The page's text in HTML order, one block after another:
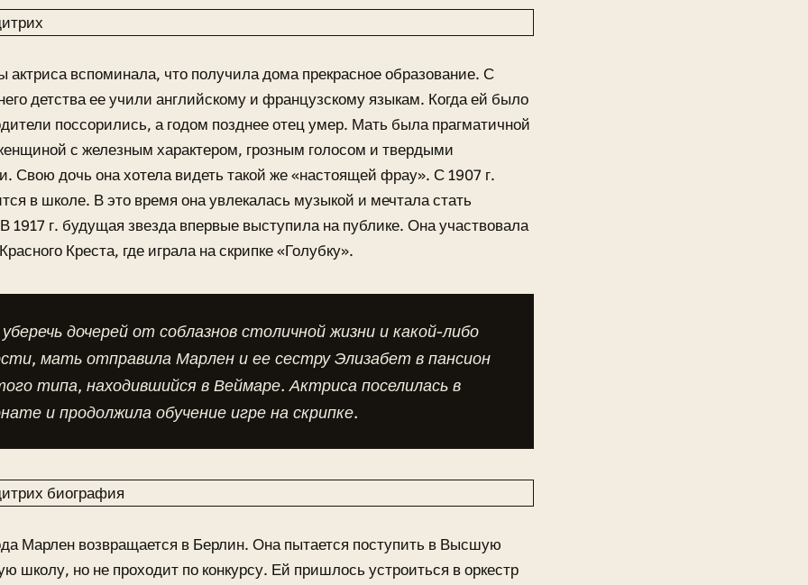
актриса вспоминала, что получила дома прекрасное образование. С
детства ее учили английскому и французскому языкам. Когда ей было
поссорились, а годом позднее отец умер. Мать была прагматичной
с железным характером, грозным голосом и твердыми
Свою дочь она хотела видеть такой же «настоящей фрау». С 1907 г.
в школе. В это время она увлекалась музыкой и мечтала стать
1917 г. будущая звезда впервые выступила на публике. Она участвовала
Креста, где играла на скрипке «Голубку».
дочерей от соблазнов столичной жизни и какой-либо
мать отправила Марлен и ее сестру Элизабет в пансион
типа, находившийся в Веймаре. Актриса поселилась в
и продолжила обучение игре на скрипке.
Марлен возвращается в Берлин. Она пытается поступить в Высшую
школу, но не проходит по конкурсу. Ей пришлось устроиться в оркестр